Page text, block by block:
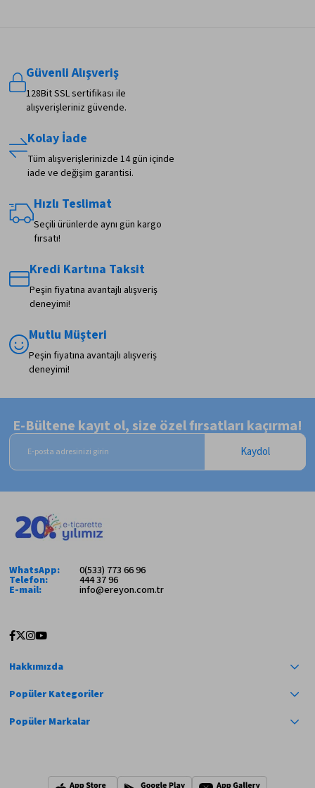
Güvenli Alışveriş
128Bit SSL sertifikası ile
alışverişleriniz güvende.
Kolay İade
Tüm alışverişlerinizde 14 gün içinde
iade ve değişim garantisi.
Hızlı Teslimat
Seçili ürünlerde aynı gün kargo
fırsatı!
Kredi Kartına Taksit
Peşin fiyatına avantajlı alışveriş
deneyimi!
Mutlu Müşteri
Peşin fiyatına avantajlı alışveriş
deneyimi!
E-Bültene kayıt ol, size özel fırsatları kaçırma!
Kaydol
WhatsApp: 0(533) 773 66 96
Telefon: 444 37 96
E-mail: info@ereyon.com.tr
Hakkımızda
Popüler Kategoriler
Popüler Markalar